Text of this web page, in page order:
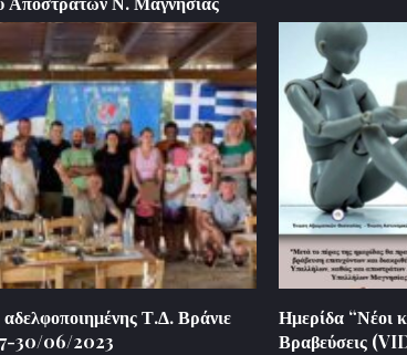
Τ.Δ. Βράνιε
30/06/2023
Ημερίδα “Νέοι
Βραβεύσεις